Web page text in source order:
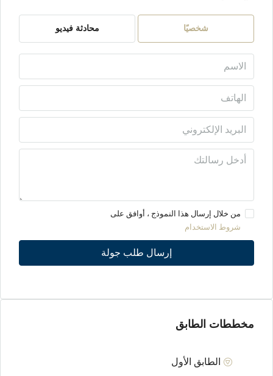
شخصيًا محادثة فيديو
من خلال إرسال هذا النموذج ، أوافق على
شروط الاستخدام
إرسال طلب جولة
مخططات الطابق
الطابق الأول